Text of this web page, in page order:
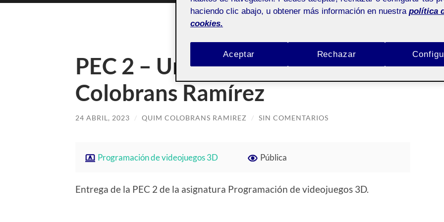
PEC 2 – Un FPS – Quim
Colobrans Ramírez
24 ABRIL, 2023 / QUIM COLOBRANS RAMIREZ / SIN COMENTARIOS
Programación de videojuegos 3D Pública
Entrega de la PEC 2 de la asignatura Programación de videojuegos 3D.
haciendo clic abajo, u obtener más información en nuestra política
cookies.
Rechazar
Aceptar